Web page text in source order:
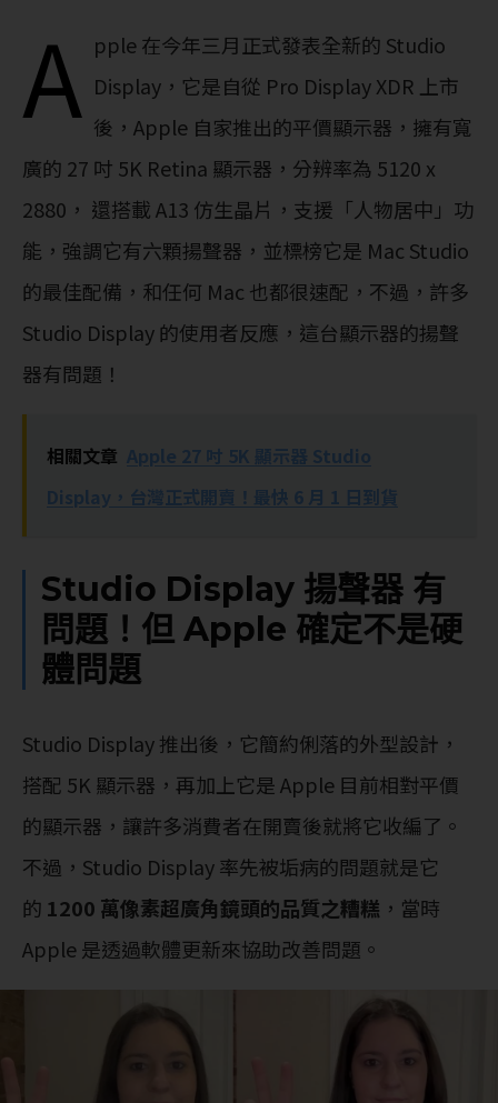
A pple 在今年三月正式發表全新的 Studio
Display，它是自從 Pro Display XDR 上市
後，Apple 自家推出的平價顯示器，擁有寬
廣的 27 吋 5K Retina 顯示器，分辨率為 5120 x
2880， 還搭載 A13 仿生晶片，支援「人物居中」功
能，強調它有六顆揚聲器，並標榜它是 Mac Studio
的最佳配備，和任何 Mac 也都很速配，不過，許多
Studio Display 的使用者反應，這台顯示器的揚聲
器有問題！
相關文章 Apple 27 吋 5K 顯示器 Studio
Display，台灣正式開賣！最快 6 月 1 日到貨
Studio Display 揚聲器 有
問題！但 Apple 確定不是硬
體問題
Studio Display 推出後，它簡約俐落的外型設計，
搭配 5K 顯示器，再加上它是 Apple 目前相對平價
的顯示器，讓許多消費者在開賣後就將它收編了。
不過，Studio Display 率先被垢病的問題就是它
的 1200 萬像素超廣角鏡頭的品質之糟糕 ，當時
Apple 是透過軟體更新來協助改善問題。